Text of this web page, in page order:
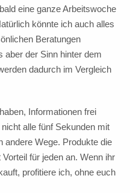
eine ganze Arbeitswoche
könnte ich auch alles
Beratungen
aber der Sinn hinter dem
dadurch im Vergleich
Informationen frei
alle fünf Sekunden mit
andere Wege. Produkte die
für jeden an. Wenn ihr
profitiere ich, ohne euch